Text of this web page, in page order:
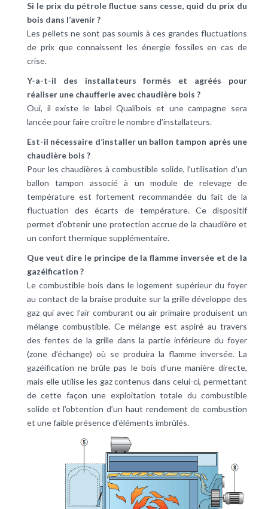
Si le prix du pétrole fluctue sans cesse, quid du prix du
bois dans l’avenir ?
Les pellets ne sont pas soumis à ces grandes fluctuations
de prix que connaissent les énergie fossiles en cas de
crise.
Y-a-t-il des installateurs formés et agréés pour
réaliser une chaufferie avec chaudière bois ?
Oui, il existe le label Qualibois et une campagne sera
lancée pour faire croître le nombre d’installateurs.
Est-il nécessaire d’installer un ballon tampon après une
chaudière bois ?
Pour les chaudières à combustible solide, l’utilisation d’un
ballon tampon associé à un module de relevage de
température est fortement recommandée du fait de la
fluctuation des écarts de température. Ce dispositif
permet d’obtenir une protection accrue de la chaudière et
un confort thermique supplémentaire.
Que veut dire le principe de la flamme inversée et de la
gazéification ?
Le combustible bois dans le logement supérieur du foyer
au contact de la braise produite sur la grille développe des
gaz qui avec l’air comburant ou air primaire produisent un
mélange combustible. Ce mélange est aspiré au travers
des fentes de la grille dans la partie inférieure du foyer
(zone d’échange) où se produira la flamme inversée. La
gazéification ne brûle pas le bois d’une manière directe,
mais elle utilise les gaz contenus dans celui-ci, permettant
de cette façon une exploitation totale du combustible
solide et l’obtention d’un haut rendement de combustion
et une faible présence d’éléments imbrûlés.